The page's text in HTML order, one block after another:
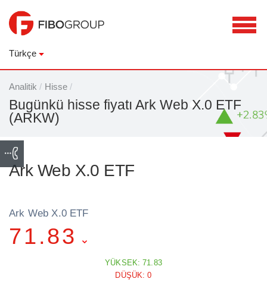
Türkçe
Analitik / Hisse /
Bugünkü hisse fiyatı Ark Web X.0 ETF
(ARKW)
Ark Web X.0 ETF
Ark Web X.0 ETF
71.83
YÜKSEK: 71.83
DÜŞÜK: 0